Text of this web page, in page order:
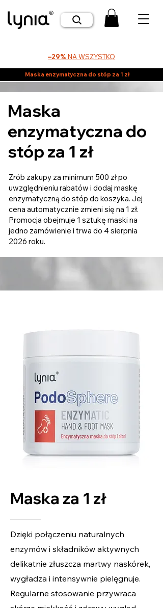
–29% NA WSZYSTKO
Maska enzymatyczna do stóp za 1 zł
Maska
enzymatyczna do
stóp za 1 zł
Zrób zakupy za minimum 500 zł po
uwzględnieniu rabatów i dodaj maskę
enzymatyczną do stóp do koszyka. Jej
cena automatycznie zmieni się na 1 zł.
Promocja obejmuje 1 sztukę maski na
jedno zamówienie i trwa do 4 sierpnia
2026 roku.
Maska za 1 zł
Dzięki połączeniu naturalnych
enzymów i składników aktywnych
delikatnie złuszcza martwy naskórek,
wygładza i intensywnie pielęgnuje.
Regularne stosowanie przywraca